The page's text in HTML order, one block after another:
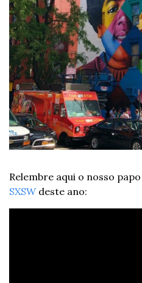
SXSW deste ano: